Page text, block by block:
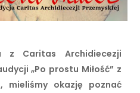
z Caritas Archidiecezji
„Po prostu Miłość” z
mieliśmy okazję poznać